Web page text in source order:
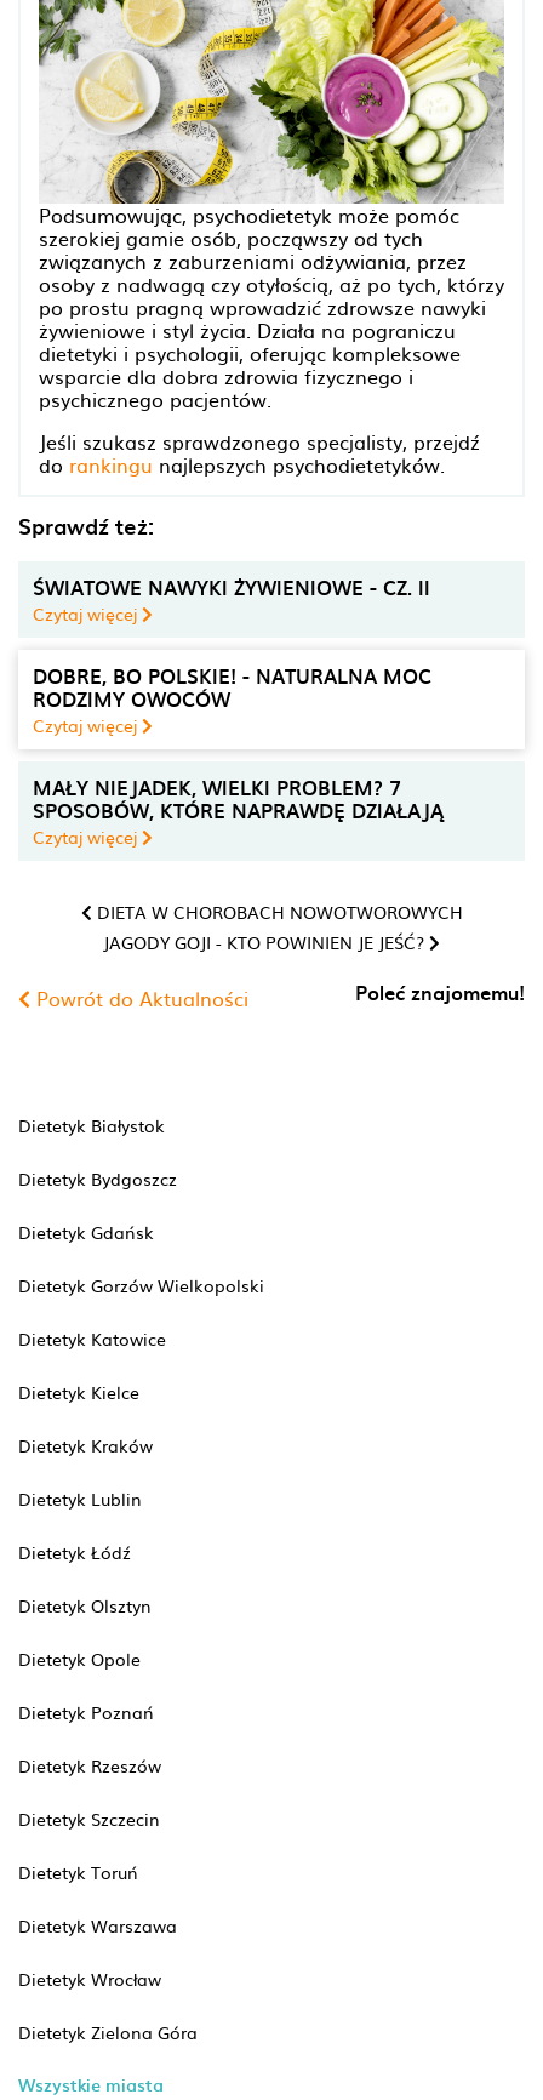
Podsumowując, psychodietetyk może pomóc
szerokiej gamie osób, począwszy od tych
związanych z zaburzeniami odżywiania, przez
osoby z nadwagą czy otyłością, aż po tych, którzy
po prostu pragną wprowadzić zdrowsze nawyki
żywieniowe i styl życia. Działa na pograniczu
dietetyki i psychologii, oferując kompleksowe
wsparcie dla dobra zdrowia fizycznego i
psychicznego pacjentów.
Jeśli szukasz sprawdzonego specjalisty, przejdź
do rankingu najlepszych psychodietetyków.
Sprawdź też:
ŚWIATOWE NAWYKI ŻYWIENIOWE - CZ. II
Czytaj więcej
DOBRE, BO POLSKIE! - NATURALNA MOC
RODZIMY OWOCÓW
Czytaj więcej
MAŁY NIEJADEK, WIELKI PROBLEM? 7
SPOSOBÓW, KTÓRE NAPRAWDĘ DZIAŁAJĄ
Czytaj więcej
DIETA W CHOROBACH NOWOTWOROWYCH
JAGODY GOJI - KTO POWINIEN JE JEŚĆ?
Powrót do Aktualności Poleć znajomemu!
Dietetyk Białystok
Dietetyk Bydgoszcz
Dietetyk Gdańsk
Dietetyk Gorzów Wielkopolski
Dietetyk Katowice
Dietetyk Kielce
Dietetyk Kraków
Dietetyk Lublin
Dietetyk Łódź
Dietetyk Olsztyn
Dietetyk Opole
Dietetyk Poznań
Dietetyk Rzeszów
Dietetyk Szczecin
Dietetyk Toruń
Dietetyk Warszawa
Dietetyk Wrocław
Dietetyk Zielona Góra
Wszystkie miasta